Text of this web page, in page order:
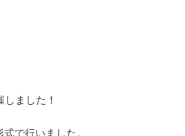
ました！
で行いました。